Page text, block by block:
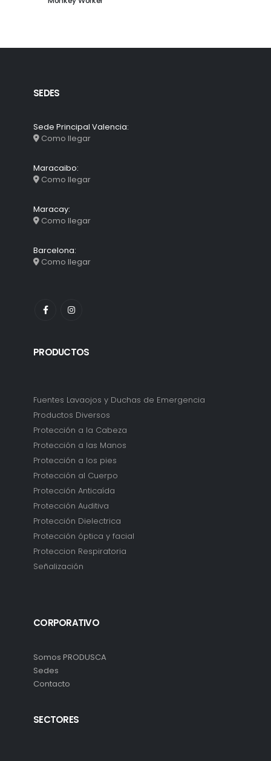
SEDES
Sede Principal Valencia:
Como llegar
Maracaibo:
Como llegar
Maracay:
Como llegar
Barcelona:
Como llegar
PRODUCTOS
Fuentes Lavaojos y Duchas de Emergencia
Productos Diversos
Protección a la Cabeza
Protección a las Manos
Protección a los pies
Protección al Cuerpo
Protección Anticaída
Protección Auditiva
Protección Dielectrica
Protección óptica y facial
Proteccion Respiratoria
Señalización
CORPORATIVO
Somos PRODUSCA
Sedes
Contacto
SECTORES